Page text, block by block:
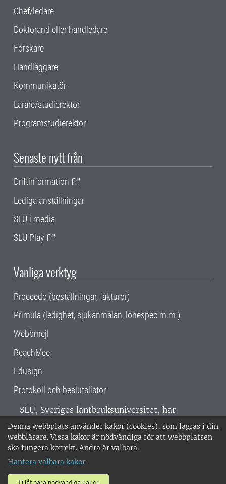
Denna webbplats använder kakor (cookies), som lagras i din
webbläsare. Vissa kakor är nödvändiga för att webbplatsen
ska fungera korrekt. Andra är valbara.
Hantera valbara kakor
Chef/ledare
Doktorand eller handledare
Forskare
Handläggare
Kommunikatör
Lärare/studierektor
Programstudierektor
Senaste nytt från
Driftinformation
Lediga anställningar
SLU i media
SLU Play
Vanliga verktyg
Proceedo (beställningar, fakturor)
Primula (ledighet, sjukanmälan, lönespec m.m.)
Webbmejl
ReachMee
Edusign
Protokoll och beslutslistor
SLU, Sveriges lantbruksuniversitet, har
verksamhet över hela Sverige. Huvudorter är
Alnarp, Uppsala och Umeå.SLU är
miljöcertifierat enligt ISO 14001. •
018-67 10 00 • Org nr: 202100-2817 •